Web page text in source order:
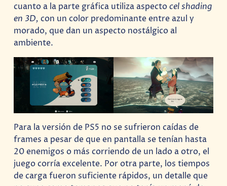
cuanto a la parte gráfica utiliza aspectocel shading
en 3D, con un color predominante entre azul y
morado, que dan un aspecto nostálgico al
ambiente.
Para la versión de PS5 no se sufrieron caídas de
frames a pesar de que en pantalla se tenían hasta
20 enemigos o más corriendo de un lado a otro, el
juego corría excelente. Por otra parte, los tiempos
de carga fueron suficiente rápidos, un detalle que